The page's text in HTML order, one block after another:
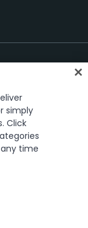
Cookies Policy
registered
UiPath® is a
several countries
simply
Click
time